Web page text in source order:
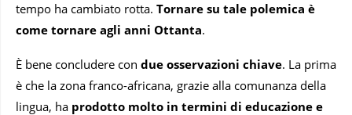
tempo ha cambiato rotta. Tornare su tale polemica è
come tornare agli anni Ottanta.
È bene concludere con due osservazioni chiave. La prima
è che la zona franco-africana, grazie alla comunanza della
lingua, ha prodotto molto in termini di educazione e